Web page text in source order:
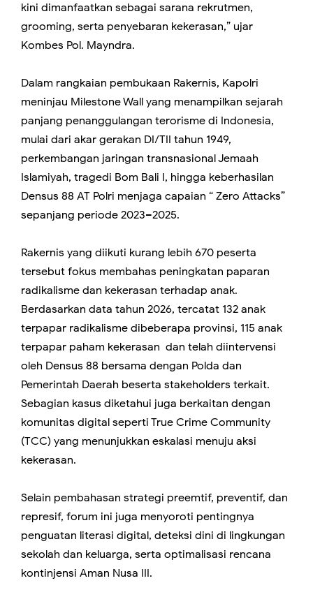
kini dimanfaatkan sebagai sarana rekrutmen,
grooming, serta penyebaran kekerasan,” ujar
Kombes Pol. Mayndra.
Dalam rangkaian pembukaan Rakernis, Kapolri
meninjau Milestone Wall yang menampilkan sejarah
panjang penanggulangan terorisme di Indonesia,
mulai dari akar gerakan DI/TII tahun 1949,
perkembangan jaringan transnasional Jemaah
Islamiyah, tragedi Bom Bali I, hingga keberhasilan
Densus 88 AT Polri menjaga capaian “ Zero Attacks”
sepanjang periode 2023–2025.
Rakernis yang diikuti kurang lebih 670 peserta
tersebut fokus membahas peningkatan paparan
radikalisme dan kekerasan terhadap anak.
Berdasarkan data tahun 2026, tercatat 132 anak
terpapar radikalisme dibeberapa provinsi, 115 anak
terpapar paham kekerasan dan telah diintervensi
oleh Densus 88 bersama dengan Polda dan
Pemerintah Daerah beserta stakeholders terkait.
Sebagian kasus diketahui juga berkaitan dengan
komunitas digital seperti True Crime Community
(TCC) yang menunjukkan eskalasi menuju aksi
kekerasan.
Selain pembahasan strategi preemtif, preventif, dan
represif, forum ini juga menyoroti pentingnya
penguatan literasi digital, deteksi dini di lingkungan
sekolah dan keluarga, serta optimalisasi rencana
kontinjensi Aman Nusa III.